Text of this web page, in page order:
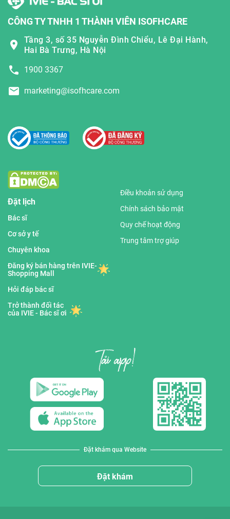
CÔNG TY TNHH 1 THÀNH VIÊN ISOFHCARE
Tầng 3, số 35 Nguyễn Đình Chiểu, Lê Đại Hành,
Hai Bà Trưng, Hà Nội
1900 3367
marketing@isofhcare.com
Đặt lịch
Bác sĩ
Cơ sở y tế
Chuyên khoa
Đăng ký bán hàng trên IVIE-
Shopping Mall
Hỏi đáp bác sĩ
Trở thành đối tác
của IVIE - Bác sĩ ơi
Điều khoản sử dụng
Chính sách bảo mật
Quy chế hoạt động
Trung tâm trợ giúp
Đặt khám qua Website
Đặt khám